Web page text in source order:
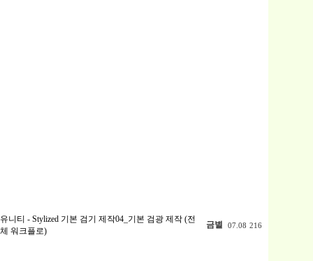
유니티 - Stylized 기본 검기 제작04_기본 검광 제작 (전
체 워크플로)
금별 07.08 216